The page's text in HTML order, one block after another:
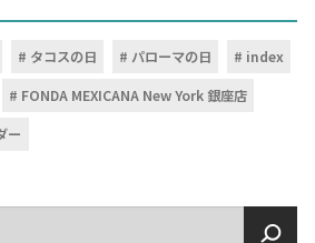
タコスの日 パローマの日
index
FONDA MEXICANA New York 銀座店
ー